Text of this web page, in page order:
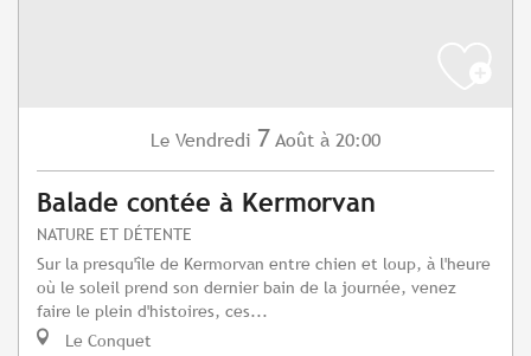
Le Vendredi 7 Août à 20:00
Balade contée à Kermorvan
NATURE ET DÉTENTE
Sur la presqu'île de Kermorvan entre chien et loup, à l'heure
où le soleil prend son dernier bain de la journée, venez
faire le plein d'histoires, ces...
Le Conquet